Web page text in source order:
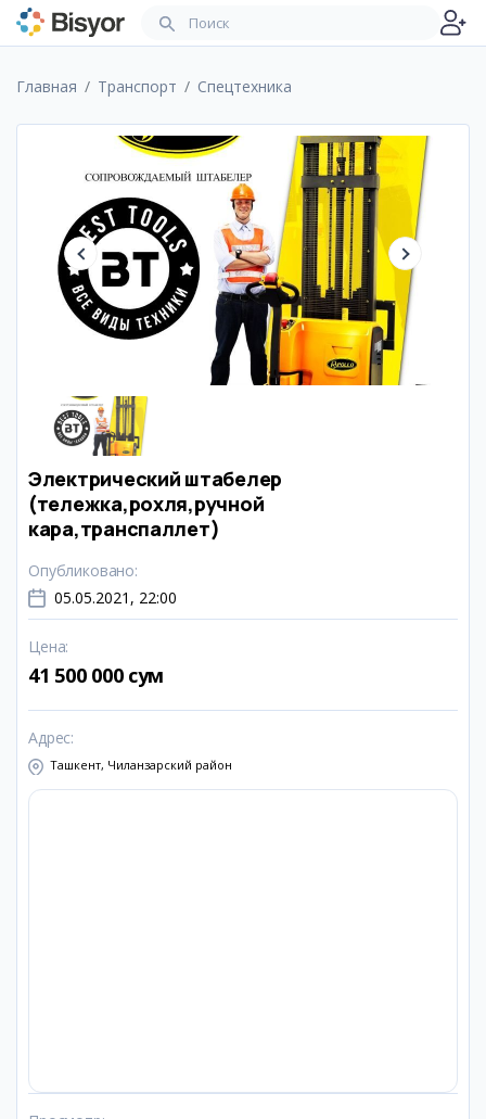
Главная Транспорт Спецтехника
Электрический штабелер
(тележка,рохля,ручной
кара,транспаллет)
Опубликовано:
05.05.2021, 22:00
Цена:
41 500 000 сум
Адрес:
Ташкент, Чиланзарский район